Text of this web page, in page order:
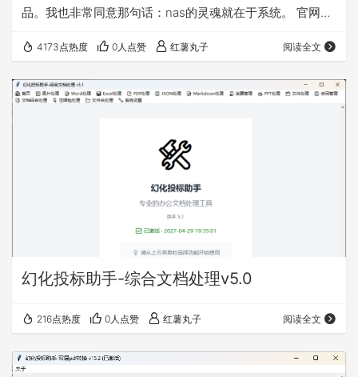
品。我也非常同意那句话：nas的灵魂就在于系统。 官网：
https://help.fnnas.com/articles/fnosV1/start/install-
os.md 先对这款nas系统做个简单介绍，因为公测版本是
0.8.11，所以是会慢慢完善的，需要使用的必须备份好自己
4173点热度 0人点赞 红薯丸子 阅读全文
幻化投标助手-综合文档处理v5.0
216点热度 0人点赞 红薯丸子 阅读全文